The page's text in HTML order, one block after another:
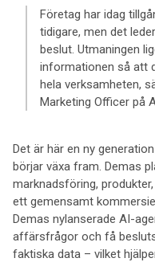
Företag har idag
tidigare, men det
beslut. Utmaningen
informationen så att
hela verksamheten,
Marketing Officer på
Det är här en ny
börjar växa fram. Demas
marknadsföring,
ett gemensamt
Demas nylanserade AI-
affärsfrågor och få
faktiska data – vilket